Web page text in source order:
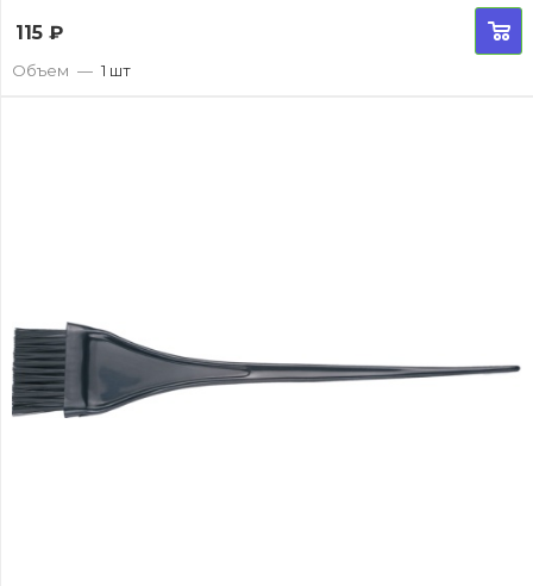
115 ₽
Объем — 1 шт